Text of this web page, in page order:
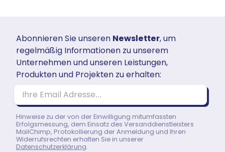
Abonnieren Sie unseren Newsletter, um
regelmäßig Informationen zu unserem
Unternehmen und unseren Leistungen,
Produkten und Projekten zu erhalten:
Ihre Email Adresse…
Hinweise zu der von der Einwilligung mitumfassten
Erfolgsmessung, dem Einsatz des Versanddienstleisters
MailChimp, Protokollierung der Anmeldung und Ihren
Widerrufsrechten erhalten Sie in unserer
Datenschutzerklärung.